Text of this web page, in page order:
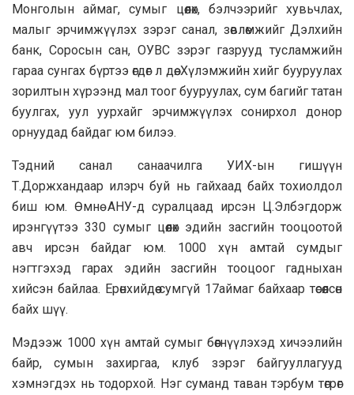
Монголын аймаг, сумыг цөөлөх, бэлчээрийг хувьчлах,
малыг эрчимжүүлэх зэрэг санал, зөвлөмжийг Дэлхийн
банк, Соросын сан, ОУВС зэрэг газрууд тусламжийн
гараа сунгах бүртээ өгдөг л дөө. Хүлэмжийн хийг бууруулах
зорилтын хүрээнд мал тоог бууруулах, сум багийг татан
буулгах, уул уурхайг эрчимжүүлэх сонирхол донор
орнуудад байдаг юм билээ.
Тэдний санал санаачилга УИХ-ын гишүүн
Т.Доржхандаар илэрч буй нь гайхаад байх тохиолдол
биш юм. Өмнө АНУ-д суралцаад ирсэн Ц.Элбэгдорж
ирэнгүүтээ 330 сумыг цөөлөх эдийн засгийн тооцоотой
авч ирсэн байдаг юм. 1000 хүн амтай сумдыг
нэгтгэхэд гарах эдийн засгийн тооцоог гадныхан
хийсэн байлаа. Ерөнхийдөө сумгүй 17аймаг байхаар төсөөлсөн
байх шүү.
Мэдээж 1000 хүн амтай сумыг бөөгнүүлэхэд хичээлийн
байр, сумын захиргаа, клуб зэрэг байгууллагууд
хэмнэгдэх нь тодорхой. Нэг суманд таван тэрбум төгрөг